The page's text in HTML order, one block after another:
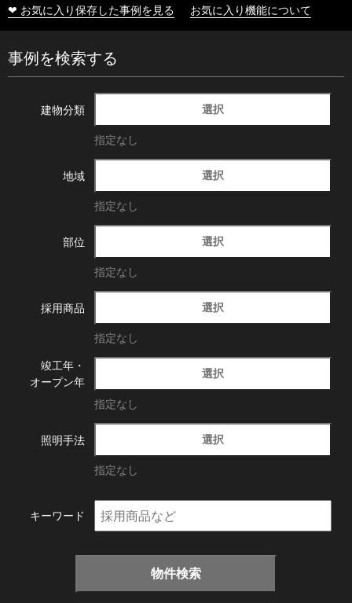
❤ お気に入り保存した事例を見る お気に入り機能について
事例を検索する
建物分類 選択
指定なし
地域 選択
指定なし
部位 選択
指定なし
採用商品 選択
指定なし
竣工年・
オープン年
選択
指定なし
照明手法 選択
指定なし
キーワード
物件検索